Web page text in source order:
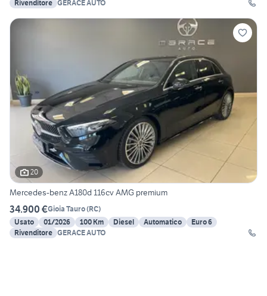
Rivenditore GERACE AUTO
20
Mercedes-benz A180d 116cv AMG premium
34.900 €Gioia Tauro(RC)
Usato
01/2026 100 Km Diesel Automatico
Euro 6
Rivenditore GERACE AUTO